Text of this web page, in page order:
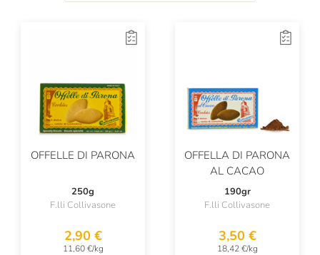
OFFELLE DI PARONA
250g
F.lli Collivasone
2,90 €
11,60 €/kg
OFFELLA DI PARONA
AL CACAO
190gr
F.lli Collivasone
3,50 €
18,42 €/kg